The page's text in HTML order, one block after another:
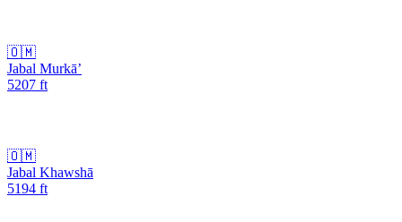
🇴🇲
Jabal Murkā’
5207 ft
🇴🇲
Jabal Khawshā
5194 ft